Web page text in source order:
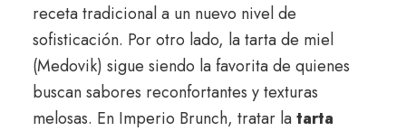
receta tradicional a un nuevo nivel de
sofisticación. Por otro lado, la tarta de miel
(Medovik) sigue siendo la favorita de quienes
buscan sabores reconfortantes y texturas
melosas. En Imperio Brunch, tratar latarta